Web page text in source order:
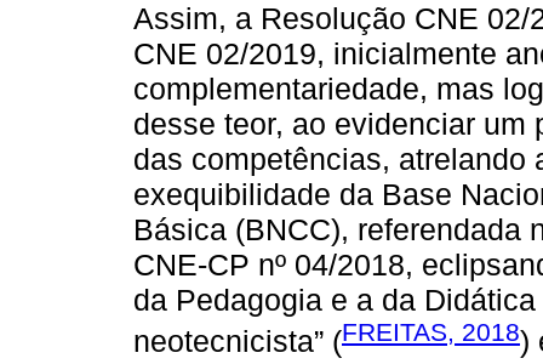
Assim, a Resolução CNE
CNE 02/2019, inicialmente
complementariedade, mas
desse teor, ao evidenciar um
das competências, atrelando
exequibilidade da Base
Básica (BNCC), referendada
CNE-CP nº 04/2018,
da Pedagogia e a da
neotecnicista” (FREITAS, 2018)